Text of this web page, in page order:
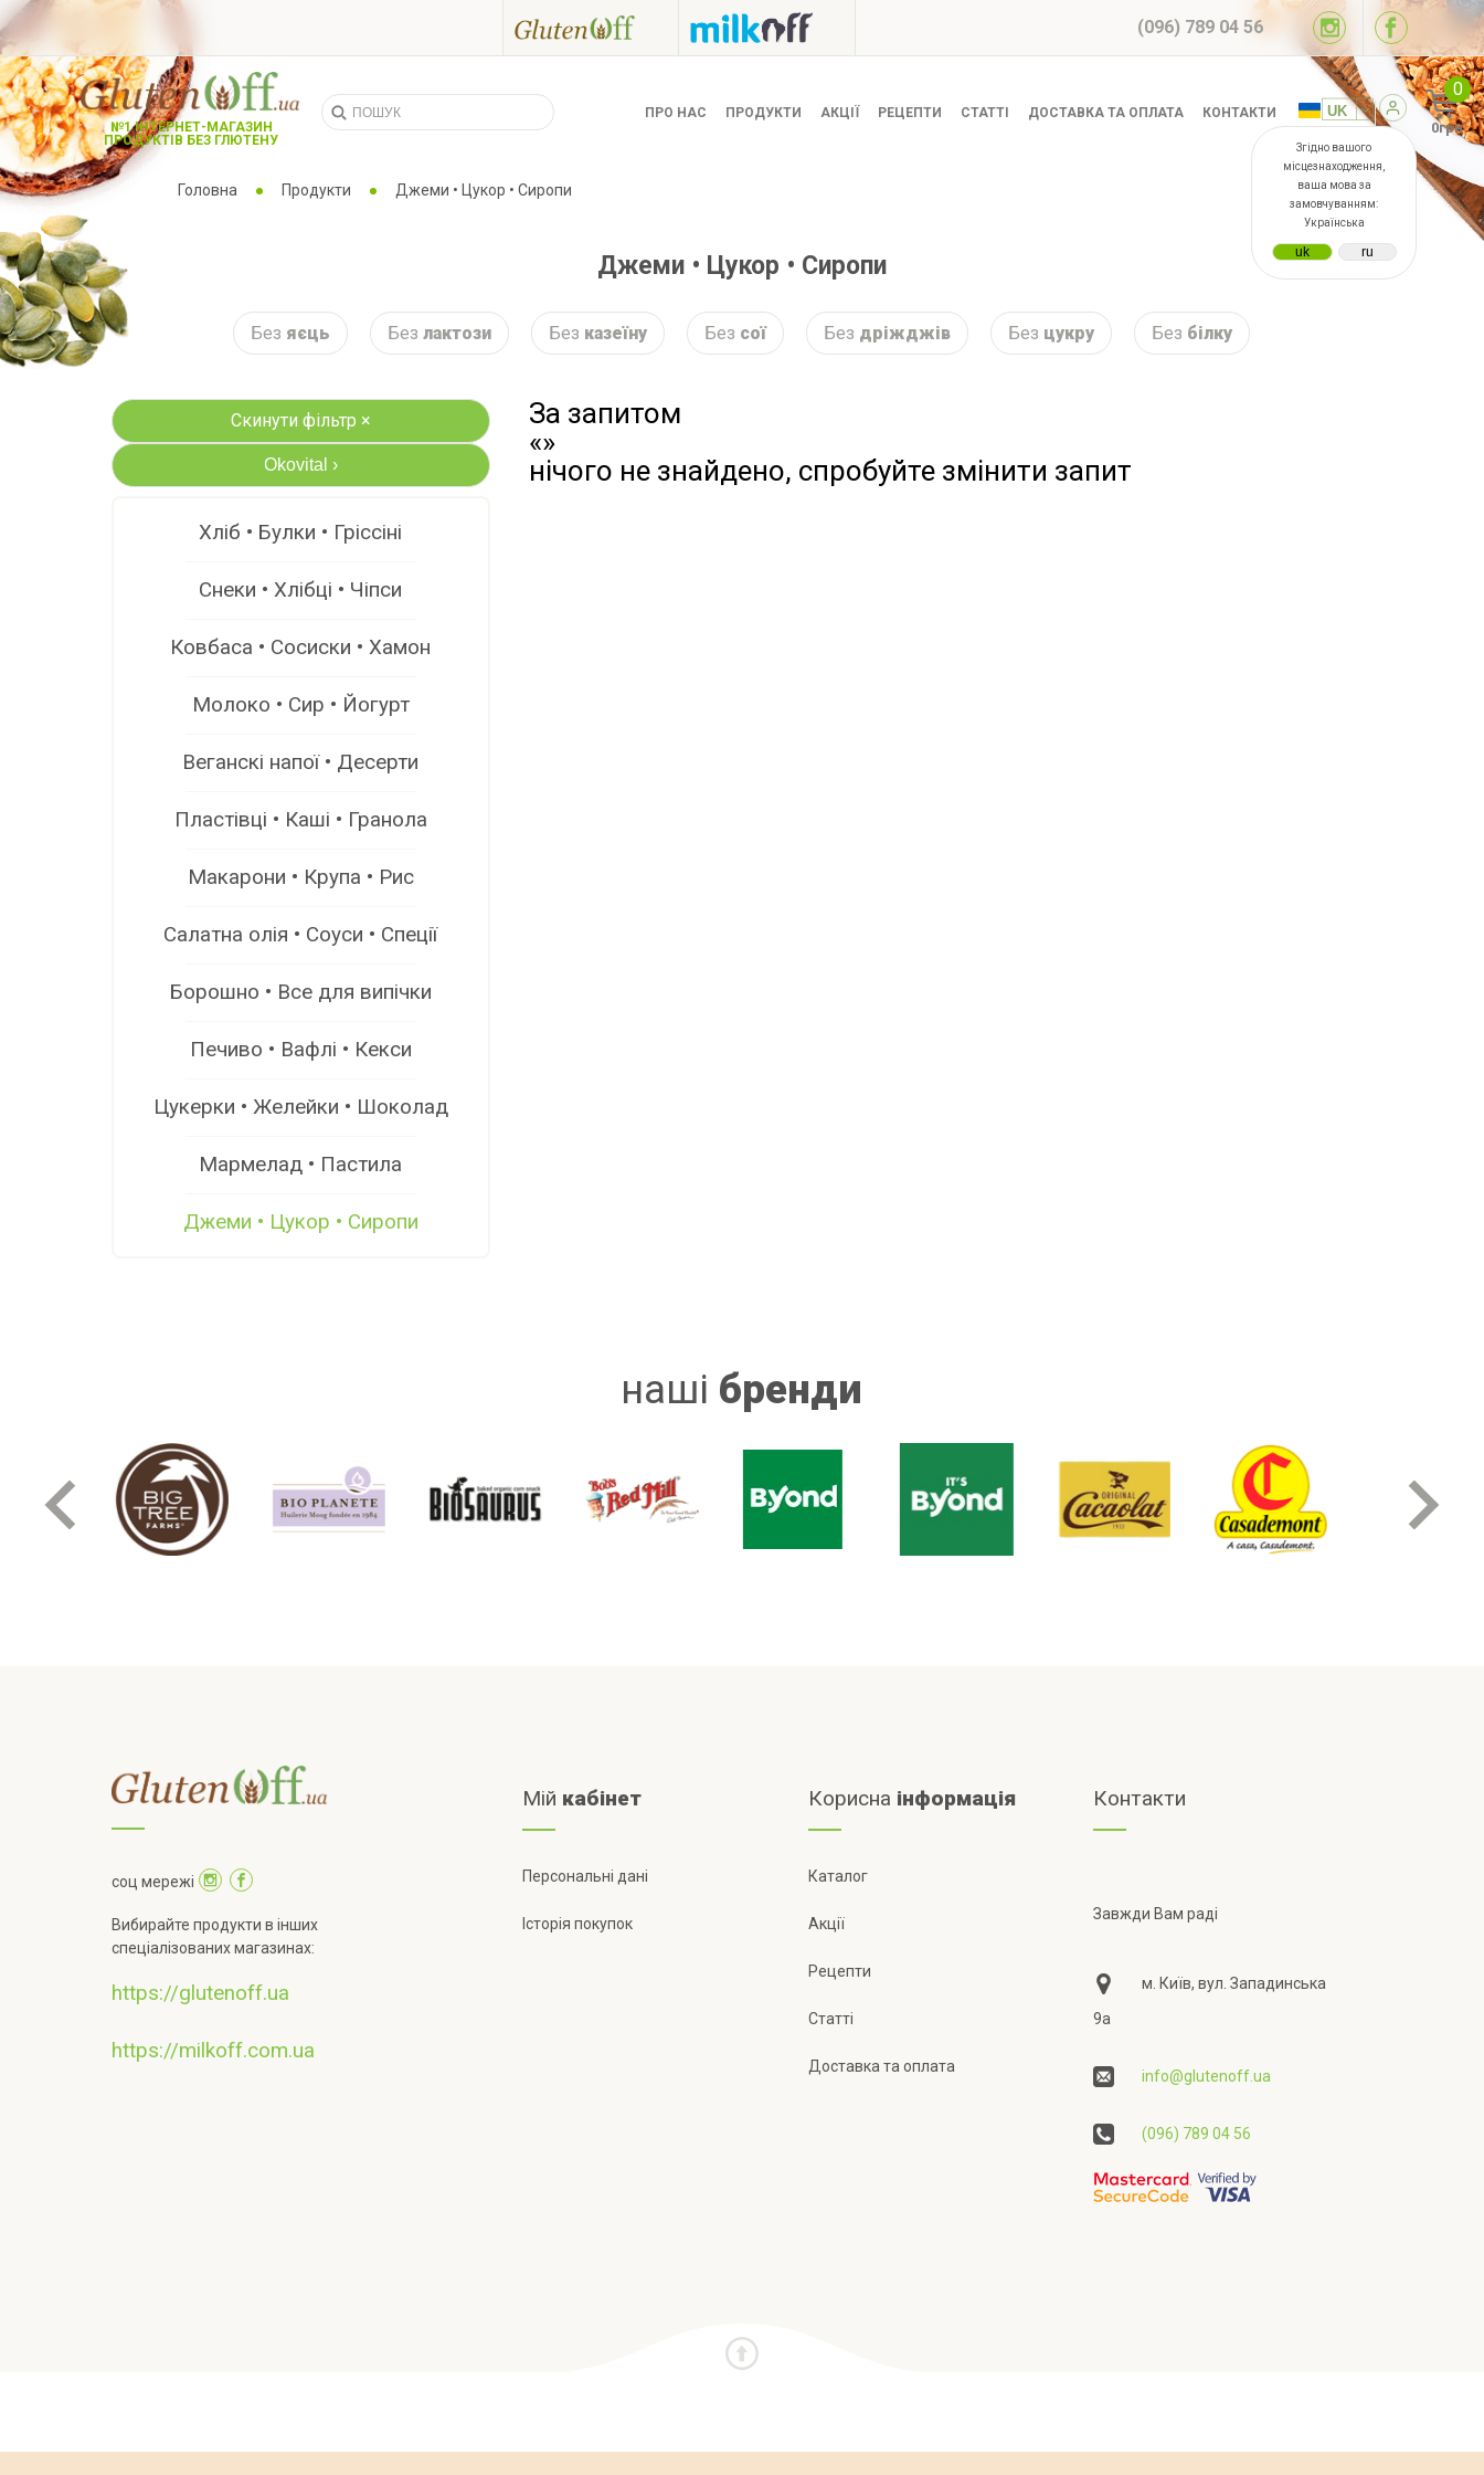
(096) 789 04 56
№1 ІНТЕРНЕТ-МАГАЗИН
ПРОДУКТІВ БЕЗ ГЛЮТЕНУ
ПРО НАС ПРОДУКТИ АКЦІЇ РЕЦЕПТИ СТАТТІ ДОСТАВКА ТА ОПЛАТА КОНТАКТИ
Згідно вашого
місцезнаходження,
ваша мова за
замовчуванням:
Українська
0
0грн
Головна Продукти Джеми • Цукор • Сиропи
Джеми • Цукор • Сиропи
Без яєць Безлактози Без казеїну Без сої Без дріжджів Без цукру Без білку
Скинути фільтр ×
Okovital ›
Хліб • Булки • Гріссіні
Снеки • Хлібці • Чіпси
Ковбаса • Сосиски • Хамон
Молоко • Сир • Йогурт
Веганскі напої • Десерти
Пластівці • Каші • Гранола
Макарони • Крупа • Рис
Салатна олія • Соуси • Спеції
Борошно • Все для випічки
Печиво • Вафлі • Кекси
Цукерки • Желейки • Шоколад
Мармелад • Пастила
Джеми • Цукор • Сиропи
За запитом
«»
нічого не знайдено, спробуйте змінити запит
наші бренди
соц мережі
Вибирайте продукти в інших
спеціалізованих магазинах:
https://glutenoff.ua
https://milkoff.com.ua
Мій кабінет
Персональні дані
Історія покупок
Корисна інформація
Каталог
Акції
Рецепти
Статті
Доставка та оплата
Контакти
Завжди Вам раді
м. Київ, вул. Западинська
9а
info@glutenoff.ua
(096) 789 04 56